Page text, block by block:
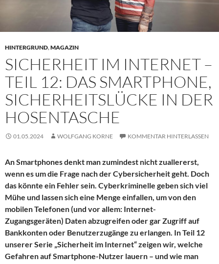
HINTERGRUND,MAGAZIN
SICHERHEIT IM INTERNET –
TEIL 12: DAS SMARTPHONE,
SICHERHEITSLÜCKE IN DER
HOSENTASCHE
01.05.2024 WOLFGANG KORNE KOMMENTAR HINTERLASSEN
An Smartphones denkt man zumindest nicht zuallererst,
wenn es um die Frage nach der Cybersicherheit geht. Doch
das könnte ein Fehler sein. Cyberkriminelle geben sich viel
Mühe und lassen sich eine Menge einfallen, um von den
mobilen Telefonen (und vor allem: Internet-
Zugangsgeräten) Daten abzugreifen oder gar Zugriff auf
Bankkonten oder Benutzerzugänge zu erlangen. In Teil 12
unserer Serie „Sicherheit im Internet“ zeigen wir, welche
Gefahren auf Smartphone-Nutzer lauern – und wie man